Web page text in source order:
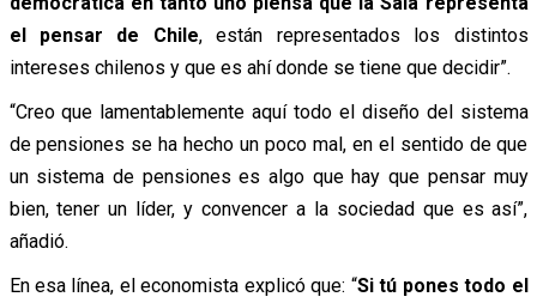
el pensar de Chile, están representados los distintos
intereses chilenos y que es ahí donde se tiene que decidir”.
“Creo que lamentablemente aquí todo el diseño del sistema
de pensiones se ha hecho un poco mal, en el sentido de que
un sistema de pensiones es algo que hay que pensar muy
bien, tener un líder, y convencer a la sociedad que es así”,
añadió.
En esa línea, el economista explicó que: “Si tú pones todo el